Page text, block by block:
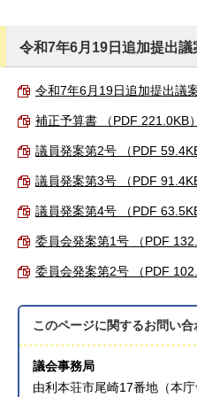
令和7年6月19日追加提出議
令和7年6月19日追加提出議
補正予算書 （PDF 221.0KB）
議員発案第2号 （PDF
議員発案第3号 （PDF
議員発案第4号 （PDF
委員会発案第1号 （PDF
委員会発案第2号 （PDF
このページに関するお問い合
議会事務局
由利本荘市尾崎17番地（本庁